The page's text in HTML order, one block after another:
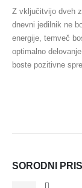
Z vključitvijo dveh
dnevni jedilnik ne
energije, temveč
optimalno
boste pozitivne
SORODNI